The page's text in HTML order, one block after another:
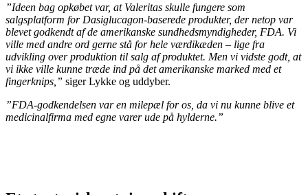
”Ideen bag opkøbet var, at Valeritas skulle fungere som
salgsplatform for Dasiglucagon-baserede produkter, der netop var
blevet godkendt af de amerikanske sundhedsmyndigheder, FDA. Vi
ville med andre ord gerne stå for hele værdikæden – lige fra
udvikling over produktion til salg af produktet. Men vi vidste godt, at
vi ikke ville kunne træde ind på det amerikanske marked med et
fingerknips,” siger Lykke og uddyber.
”FDA-godkendelsen var en milepæl for os, da vi nu kunne blive et
medicinalfirma med egne varer ude på hylderne.”